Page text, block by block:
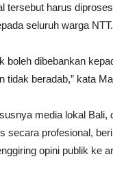
tersebut harus
seluruh warga NTT.
boleh dibebankan
tidak beradab,” kata
media lokal Bali,
secara profesional,
opini publik ke